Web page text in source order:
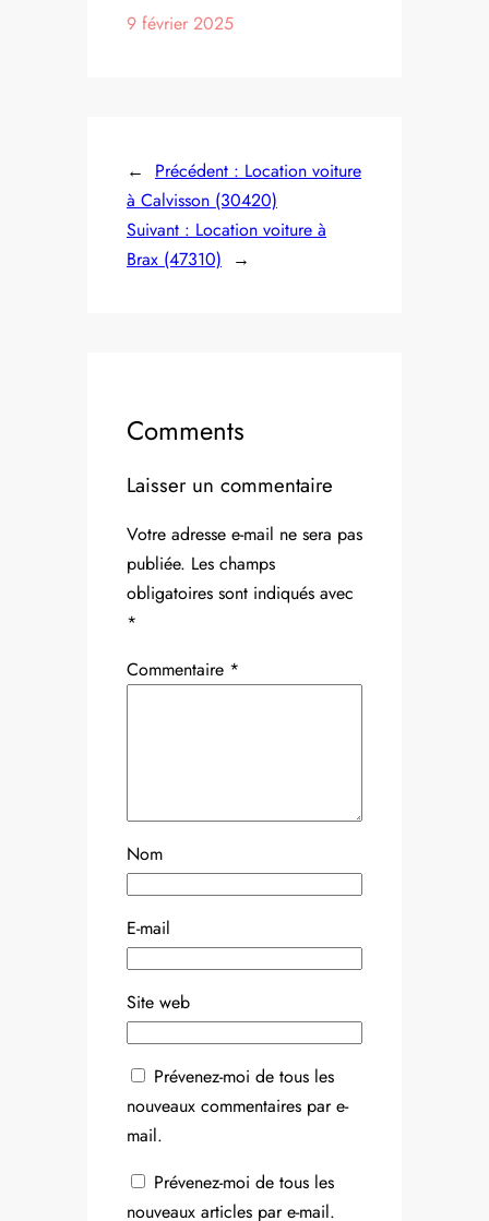
9 février 2025
← Précédent : Location voiture
à Calvisson (30420)
Suivant : Location voiture à
Brax (47310)
→
Comments
Laisser un commentaire
Votre adresse e-mail ne sera pas
publiée. Les champs
obligatoires sont indiqués avec
*
Commentaire *
Nom
E-mail
Site web
Prévenez-moi de tous les
nouveaux commentaires par e-
mail.
Prévenez-moi de tous les
nouveaux articles par e-mail.